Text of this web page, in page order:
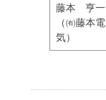
藤本 亨一
（㈲藤本電
気）